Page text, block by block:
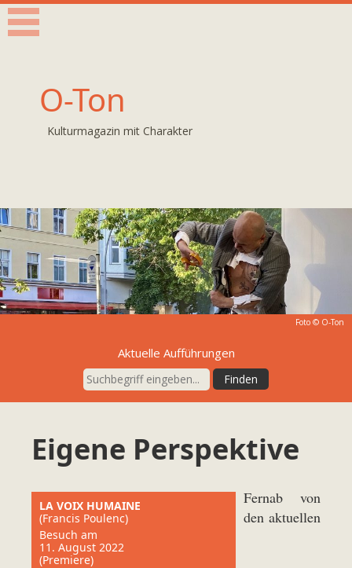
O-Ton
Kulturmagazin mit Charakter
Foto © O-Ton
Aktuelle Aufführungen
Eigene Perspektive
LA VOIX HUMAINE
(Francis Poulenc)
Besuch am
11. August 2022
(Premiere)
Fernab von
den aktuellen